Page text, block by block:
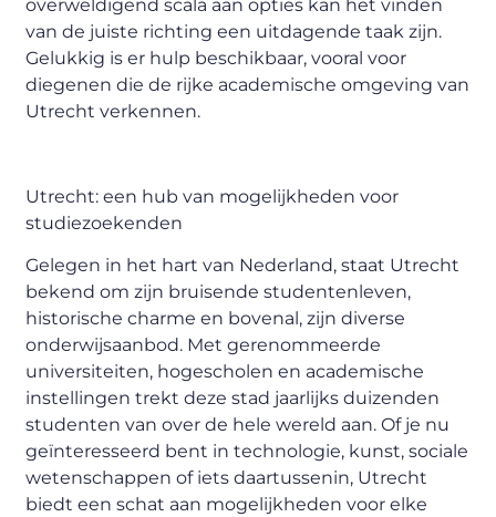
overweldigend scala aan opties kan het vinden
van de juiste richting een uitdagende taak zijn.
Gelukkig is er hulp beschikbaar, vooral voor
diegenen die de rijke academische omgeving van
Utrecht verkennen.
Utrecht: een hub van mogelijkheden voor
studiezoekenden
Gelegen in het hart van Nederland, staat Utrecht
bekend om zijn bruisende studentenleven,
historische charme en bovenal, zijn diverse
onderwijsaanbod. Met gerenommeerde
universiteiten, hogescholen en academische
instellingen trekt deze stad jaarlijks duizenden
studenten van over de hele wereld aan. Of je nu
geïnteresseerd bent in technologie, kunst, sociale
wetenschappen of iets daartussenin, Utrecht
biedt een schat aan mogelijkheden voor elke